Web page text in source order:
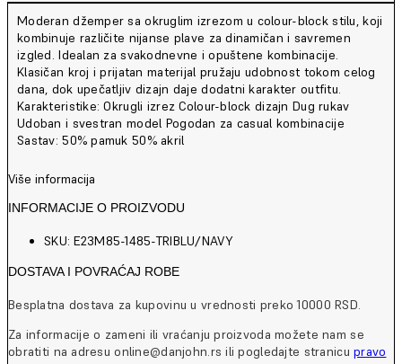
Moderan džemper sa okruglim izrezom u colour-block stilu, koji
kombinuje različite nijanse plave za dinamičan i savremen
izgled. Idealan za svakodnevne i opuštene kombinacije.
Klasičan kroj i prijatan materijal pružaju udobnost tokom celog
dana, dok upečatljiv dizajn daje dodatni karakter outfitu.
Karakteristike: Okrugli izrez Colour-block dizajn Dug rukav
Udoban i svestran model Pogodan za casual kombinacije
Sastav: 50% pamuk 50% akril
Više informacija
INFORMACIJE O PROIZVODU
SKU: E23M85-1485-TRIBLU/NAVY
DOSTAVA I POVRAĆAJ ROBE
Besplatna dostava za kupovinu u vrednosti preko 10000 RSD.
Za informacije o zameni ili vraćanju proizvoda možete nam se
obratiti na adresu online@danjohn.rs ili pogledajte stranicupravo